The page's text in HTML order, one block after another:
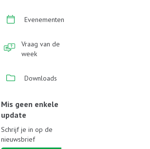
Evenementen
Vraag van de
week
Downloads
Mis geen enkele
update
Schrijf je in op de
nieuwsbrief